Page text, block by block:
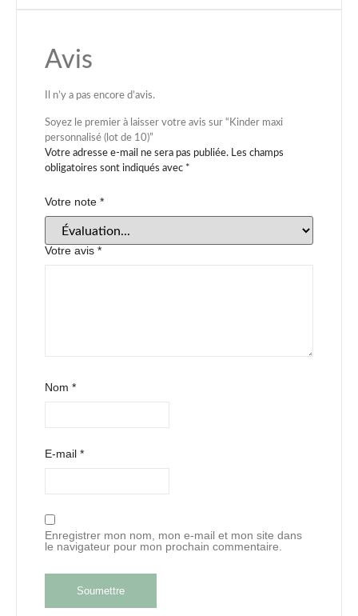
Avis
Il n’y a pas encore d’avis.
Soyez le premier à laisser votre avis sur “Kinder maxi
personnalisé (lot de 10)”
Votre adresse e-mail ne sera pas publiée. Les champs
obligatoires sont indiqués avec *
Votre note *
Votre avis *
Nom *
E-mail *
Enregistrer mon nom, mon e-mail et mon site dans
le navigateur pour mon prochain commentaire.